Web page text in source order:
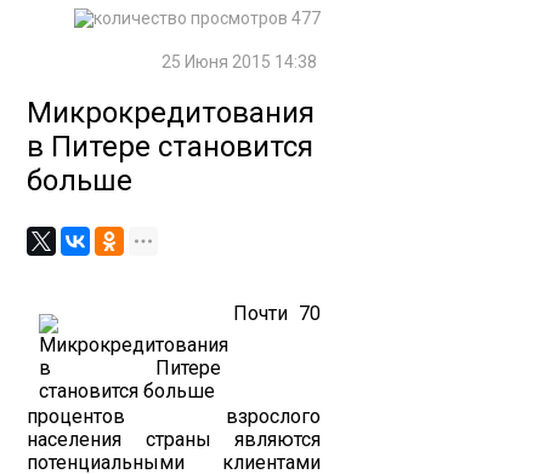
477
25 Июня 2015 14:38
Микрокредитования
в Питере становится
больше
Почти 70
процентов взрослого
населения страны являются
потенциальными клиентами